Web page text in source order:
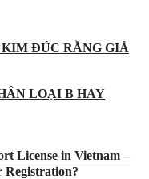
KIM ĐÚC RĂNG GIẢ
LOẠI B HAY
License in Vietnam –
Registration?